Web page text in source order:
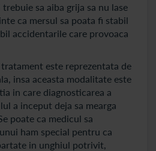
sa aiba grija sa nu lase
ca mersul sa poata fi stabil
accidentarile care provoaca
este reprezentata de
insa aceasta modalitate este
in care diagnosticarea a
a inceput deja sa mearga
poate ca medicul sa
ham special pentru ca
in unghiul potrivit,